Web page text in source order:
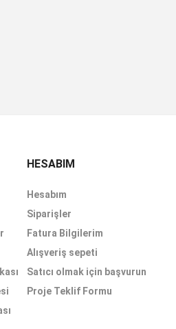
HESABIM
Hesabım
Siparişler
Fatura Bilgilerim
Alışveriş sepeti
Satıcı olmak için başvurun
Proje Teklif Formu